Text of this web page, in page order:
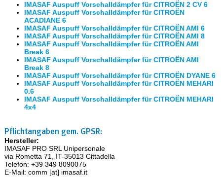
IMASAF Auspuff Vorschalldämpfer für CITROËN 2 CV 6
IMASAF Auspuff Vorschalldämpfer für CITROËN
ACADIANE 6
IMASAF Auspuff Vorschalldämpfer für CITROËN AMI 6
IMASAF Auspuff Vorschalldämpfer für CITROËN AMI 8
IMASAF Auspuff Vorschalldämpfer für CITROËN AMI
Break 6
IMASAF Auspuff Vorschalldämpfer für CITROËN AMI
Break 8
IMASAF Auspuff Vorschalldämpfer für CITROËN DYANE 6
IMASAF Auspuff Vorschalldämpfer für CITROËN MEHARI
0.6
IMASAF Auspuff Vorschalldämpfer für CITROËN MEHARI
4x4
Pflichtangaben gem. GPSR:
Hersteller:
IMASAF PRO SRL Unipersonale
via Rometta 71, IT-35013 Cittadella
Telefon: +39 349 8090075
E-Mail: comm [at] imasaf.it